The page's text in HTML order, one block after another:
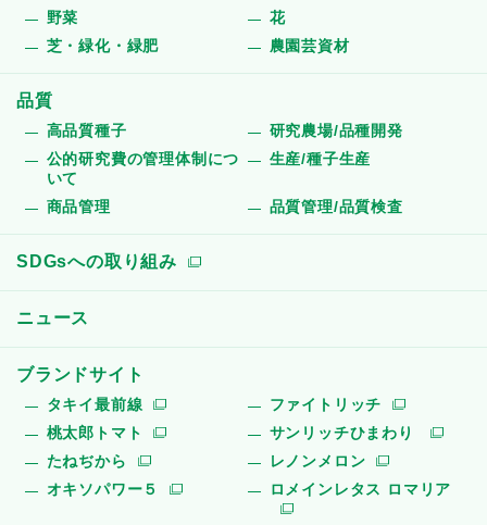
野菜
花
芝・緑化・緑肥
農園芸資材
品質
高品質種子
研究農場/品種開発
公的研究費の管理体制につ
いて
生産/種子生産
商品管理 品質管理/品質検査
SDGsへの取り組み
ニュース
ブランドサイト
タキイ最前線
ファイトリッチ
桃太郎トマト
サンリッチひまわり
たねぢから
レノンメロン
オキソパワー５
ロメインレタス ロマリア